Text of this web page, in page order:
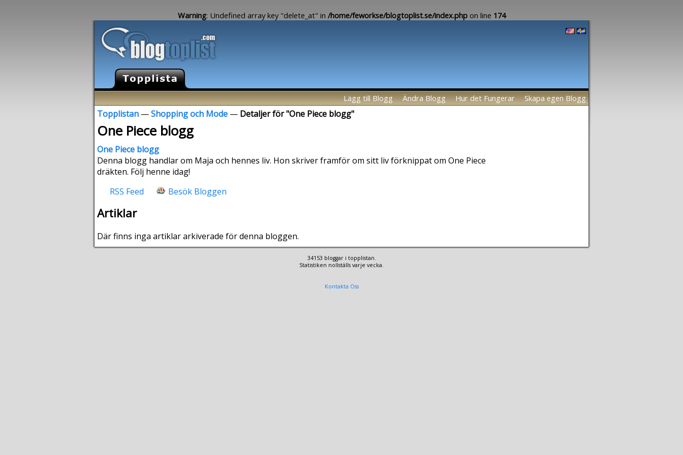
Warning: Undefined array key "delete_at" in /home/feworkse/blogtoplist.se/index.phpon line 174
Lägg till Blogg Ändra Blogg Hur det Fungerar Skapa egen Blogg
Topplistan —Shopping och Mode — Detaljer för "One Piece blogg"
One Piece blogg
One Piece blogg
Denna blogg handlar om Maja och hennes liv. Hon skriver framför om sitt liv förknippat om One Piece
dräkten. Följ henne idag!
RSS Feed
Besök Bloggen
Artiklar
Där finns inga artiklar arkiverade för denna bloggen.
34153 bloggar i topplistan.
Statistiken nollställs varje vecka.
Kontakta Oss